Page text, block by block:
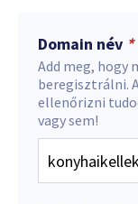
Domain név *
Add meg, hogy
beregisztrálni.
ellenőrizni
vagy sem!